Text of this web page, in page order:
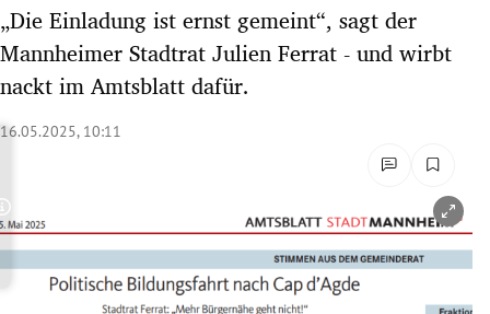
Untermenü
Untermenü
Untermenü
Untermenü
Untermenü
Untermenü
„Die Einladung ist ernst gemeint“, sagt der
Mannheimer Stadtrat Julien Ferrat - und wirbt
nackt im Amtsblatt dafür.
16.05.2025, 10:11
Copyright-Hinweis öffnen/schließen